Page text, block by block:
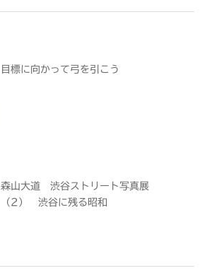
目標に向かって弓を引こう
森山大道 渋谷ストリート写真展
（2） 渋谷に残る昭和